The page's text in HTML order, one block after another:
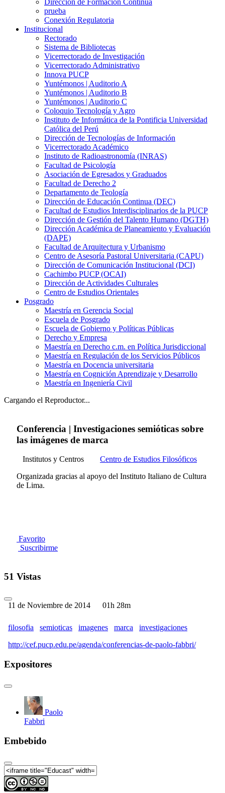
Dirección de Formación Continua
prueba
Conexión Regulatoria
Institucional
Rectorado
Sistema de Bibliotecas
Vicerrectorado de Investigación
Vicerrectorado Administrativo
Innova PUCP
Yuntémonos | Auditorio A
Yuntémonos | Auditorio B
Yuntémonos | Auditorio C
Coloquio Tecnología y Agro
Instituto de Informática de la Pontificia Universidad
Católica del Perú
Dirección de Tecnologías de Información
Vicerrectorado Académico
Instituto de Radioastronomía (INRAS)
Facultad de Psicología
Asociación de Egresados y Graduados
Facultad de Derecho 2
Departamento de Teología
Dirección de Educación Continua (DEC)
Facultad de Estudios Interdisciplinarios de la PUCP
Dirección de Gestión del Talento Humano (DGTH)
Dirección Académica de Planeamiento y Evaluación
(DAPE)
Facultad de Arquitectura y Urbanismo
Centro de Asesoría Pastoral Universitaria (CAPU)
Dirección de Comunicación Institucional (DCI)
Cachimbo PUCP (OCAI)
Dirección de Actividades Culturales
Centro de Estudios Orientales
Posgrado
Maestría en Gerencia Social
Escuela de Posgrado
Escuela de Gobierno y Políticas Públicas
Derecho y Empresa
Maestría en Derecho c.m. en Política Jurisdiccional
Maestría en Regulación de los Servicios Públicos
Maestría en Docencia universitaria
Maestría en Cognición Aprendizaje y Desarrollo
Maestría en Ingeniería Civil
Cargando el Reproductor...
Conferencia | Investigaciones semióticas sobre
las imágenes de marca
Institutos y Centros
Centro de Estudios Filosóficos
Organizada gracias al apoyo del Instituto Italiano de Cultura
de Lima.
Favorito
Suscribirme
51 Vistas
11 de Noviembre de 2014 01h 28m
filosofia semioticas imagenes marca
investigaciones
http://cef.pucp.edu.pe/agenda/conferencias-de-paolo-fabbri/
Expositores
Paolo
Fabbri
Embebido